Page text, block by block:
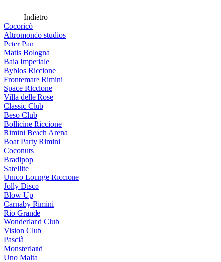
Indietro
Cocoricò
Altromondo studios
Peter Pan
Matis Bologna
Baia Imperiale
Byblos Riccione
Frontemare Rimini
Space Riccione
Villa delle Rose
Classic Club
Beso Club
Bollicine Riccione
Rimini Beach Arena
Boat Party Rimini
Coconuts
Bradipop
Satellite
Unico Lounge Riccione
Jolly Disco
Blow Up
Carnaby Rimini
Rio Grande
Wonderland Club
Vision Club
Pascià
Monsterland
Uno Malta